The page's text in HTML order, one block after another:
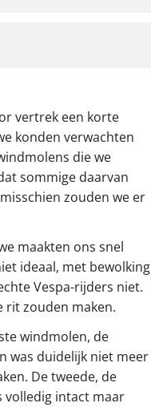
vertrek een korte
konden verwachten
die we
sommige daarvan
zouden we er
maakten ons snel
ideaal, met bewolking
Vespa-rijders niet.
rit zouden maken.
windmolen, de
was duidelijk niet meer
De tweede, de
volledig intact maar